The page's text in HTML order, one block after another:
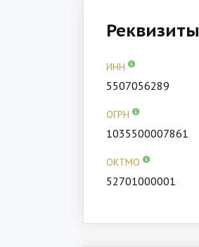
Реквизиты
ИНН
5507056289
ОГРН
1035500007861
ОКТМО
52701000001